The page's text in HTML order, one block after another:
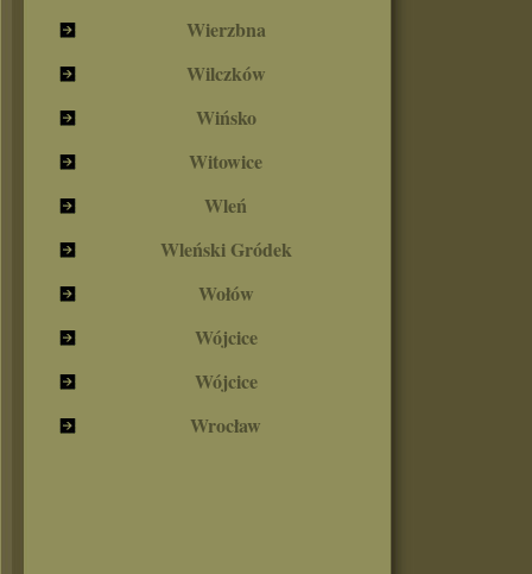
Wierzbna
Wilczków
Wińsko
Witowice
Wleń
Wleński Gródek
Wołów
Wójcice
Wójcice
Wrocław